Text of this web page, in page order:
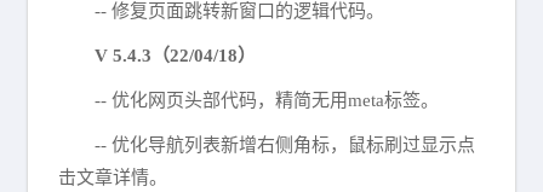
-- 修复页面跳转新窗口的逻辑代码。
V 5.4.3（22/04/18）
-- 优化网页头部代码，精简无用meta标签。
-- 优化导航列表新增右侧角标，鼠标刷过显示点
击文章详情。